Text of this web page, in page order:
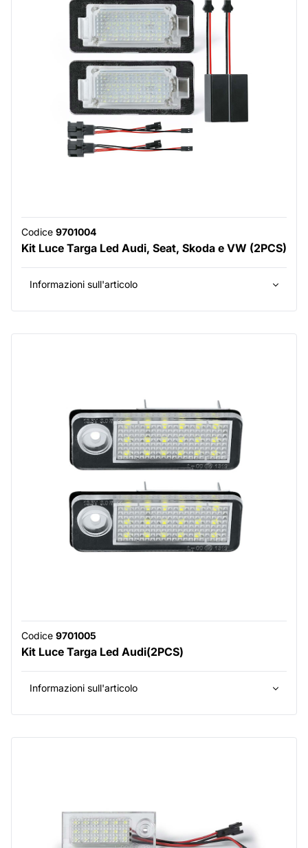
Codice 9701004
Kit Luce Targa Led Audi, Seat, Skoda e VW (2PCS)
Informazioni sull'articolo
Codice 9701005
Kit Luce Targa Led Audi(2PCS)
Informazioni sull'articolo